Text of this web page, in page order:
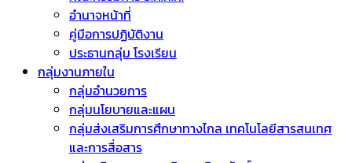
อำนาจหน้าที่
คู่มือการปฏิบัติงาน
ประธานกลุ่ม โรงเรียน
กลุ่มงานภายใน
กลุ่มอำนวยการ
กลุ่มนโยบายและแผน
กลุ่มส่งเสริมการศึกษาทางไกล เทคโนโลยีสารสนเทศ
และการสื่อสาร